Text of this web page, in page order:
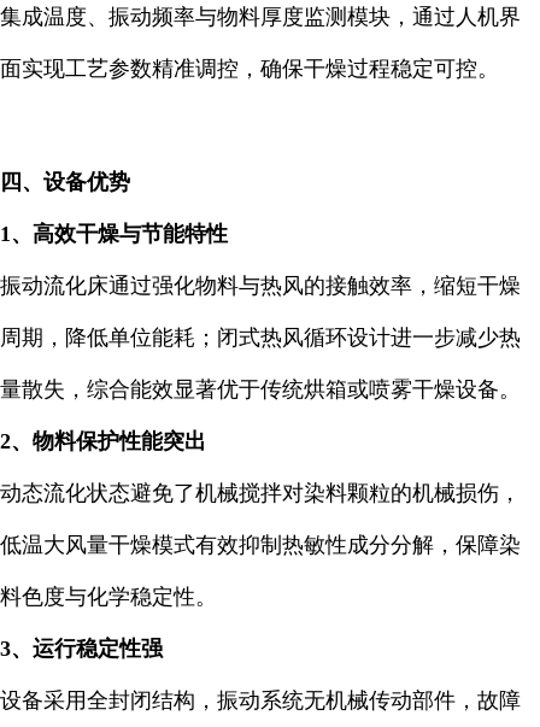
集成温度、振动频率与物料厚度监测模块，通过人机界
面实现工艺参数精准调控，确保干燥过程稳定可控。
四、设备优势
1、高效干燥与节能特性
振动流化床通过强化物料与热风的接触效率，缩短干燥
周期，降低单位能耗；闭式热风循环设计进一步减少热
量散失，综合能效显著优于传统烘箱或喷雾干燥设备。
2、物料保护性能突出
动态流化状态避免了机械搅拌对染料颗粒的机械损伤，
低温大风量干燥模式有效抑制热敏性成分分解，保障染
料色度与化学稳定性。
3、运行稳定性强
设备采用全封闭结构，振动系统无机械传动部件，故障